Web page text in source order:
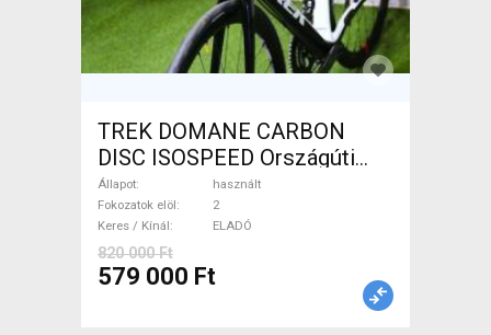
TREK DOMANE CARBON
DISC ISOSPEED Országúti
tárcsafék használt ELADÓ
Állapot
használt
Fokozatok elöl
2
Keres / Kínál
ELADÓ
820 000 Ft
579 000 Ft